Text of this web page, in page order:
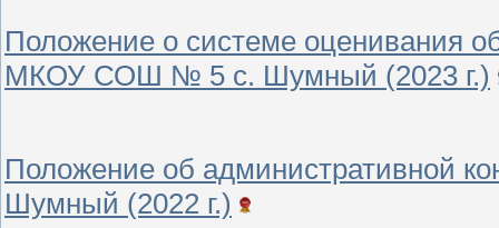
Положение о системе оценивания
МКОУ СОШ № 5 с. Шумный (2023 г.)
Положение об административной
Шумный (2022 г.)